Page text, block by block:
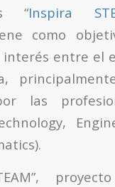
“Inspira
como
entre el
las